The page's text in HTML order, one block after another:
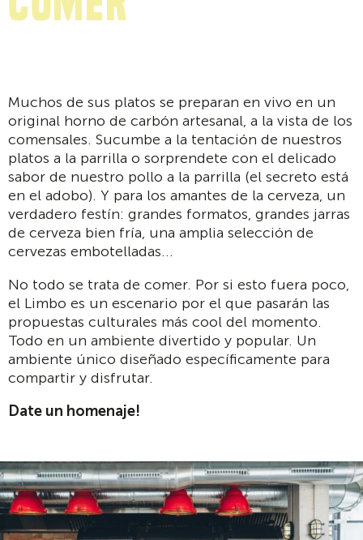
Muchos de sus platos se preparan en vivo en un
original horno de carbón artesanal, a la vista de los
comensales. Sucumbe a la tentación de nuestros
platos a la parrilla o sorprendete con el delicado
sabor de nuestro pollo a la parrilla (el secreto está
en el adobo). Y para los amantes de la cerveza, un
verdadero festín: grandes formatos, grandes jarras
de cerveza bien fría, una amplia selección de
cervezas embotelladas...
No todo se trata de comer. Por si esto fuera poco,
el Limbo es un escenario por el que pasarán las
propuestas culturales más cool del momento.
Todo en un ambiente divertido y popular. Un
ambiente único diseñado específicamente para
compartir y disfrutar.
Date un homenaje!